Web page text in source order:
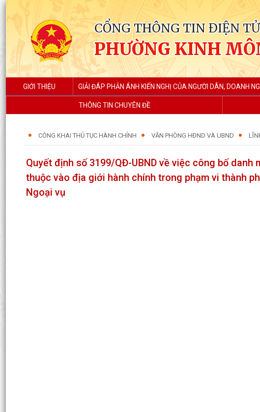
CỔNG THÔNG TIN ĐIỆN TỬ
PHƯỜNG KINH
GIỚI THIỆU GIẢI ĐÁP PHẢN ÁNH KIẾN NGHỊ CỦA NGƯỜI DÂN, DOANH
THÔNG TIN CHUYÊN ĐỀ
CÔNG KHAI THỦ TỤC HÀNH CHÍNH VĂN PHÒNG HĐND VÀ UBND
Quyết định số 3199/QĐ-UBND về việc công bố
thuộc vào địa giới hành chính trong phạm vi thành
Ngoại vụ